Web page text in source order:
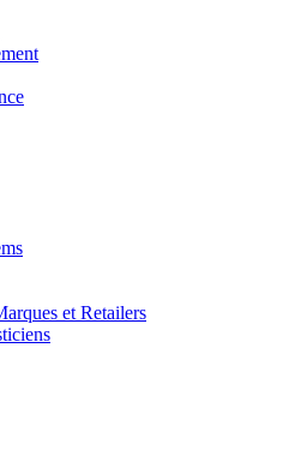
et Retailers